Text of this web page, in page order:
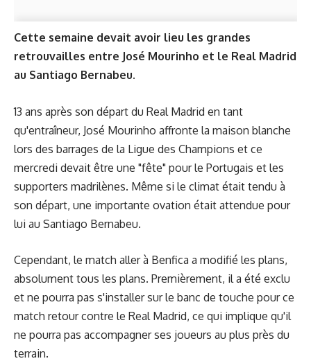
Cette semaine devait avoir lieu les grandes
retrouvailles entre José Mourinho et le Real Madrid
au Santiago Bernabeu.
13 ans après son départ du Real Madrid en tant
qu'entraîneur, José Mourinho affronte la maison blanche
lors des barrages de la Ligue des Champions et ce
mercredi devait être une "fête" pour le Portugais et les
supporters madrilènes. Même si le climat était tendu à
son départ, une importante ovation était attendue pour
lui au Santiago Bernabeu.
Cependant, le match aller à Benfica a modifié les plans,
absolument tous les plans. Premièrement, il a été exclu
et ne pourra pas s'installer sur le banc de touche pour ce
match retour contre le Real Madrid, ce qui implique qu'il
ne pourra pas accompagner ses joueurs au plus près du
terrain.